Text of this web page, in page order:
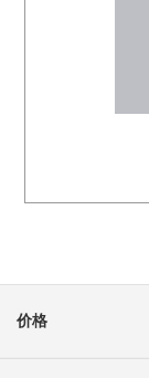
价格